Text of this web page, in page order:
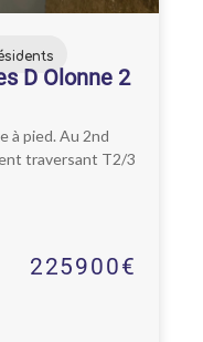
D Olonne 2
à pied. Au 2nd
traversant T2/3
225900€